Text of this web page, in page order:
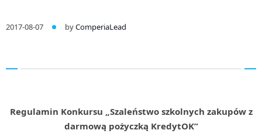
2017-08-07 byComperiaLead
Regulamin Konkursu „Szaleństwo szkolnych zakupów z
darmową pożyczką KredytOK”